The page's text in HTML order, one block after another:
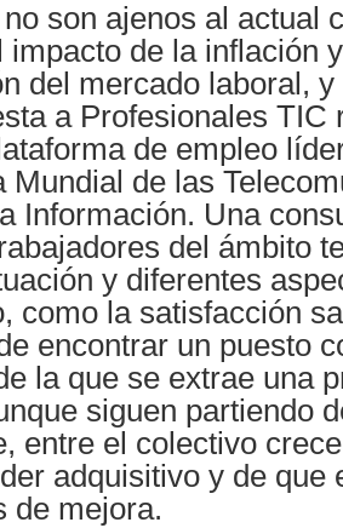
son ajenos al actual
impacto de la inflación
del mercado laboral,
a Profesionales TIC
de empleo
Mundial de las
Información. Una
del ámbito
y diferentes
como la satisfacción
encontrar un puesto
la que se extrae una
siguen partiendo
entre el colectivo
adquisitivo y de que
de mejora.